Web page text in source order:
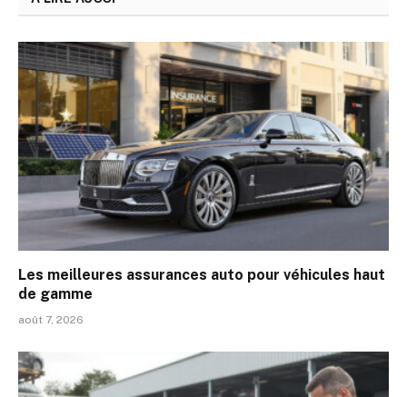
Les meilleures assurances auto pour véhicules haut
de gamme
août 7, 2026